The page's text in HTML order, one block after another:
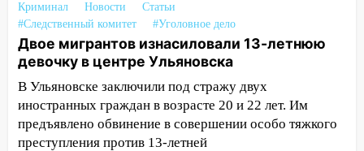
12:18
Вспыхнул изнутри: в
Железнодорожном районе горела дача
11:33 В Засвияжье под колёса авто
попал мужчина
11:17 В Радищевском районе сгорели
хозяйственные постройки
Криминал Новости
Статьи
#Следственный комитет
#Уголовное дело
Двое мигрантов изнасиловали 13-летнюю
девочку в центре Ульяновска
В Ульяновске заключили под стражу двух
иностранных граждан в возрасте 20 и 22 лет. Им
предъявлено обвинение в совершении особо тяжкого
преступления против 13-летней